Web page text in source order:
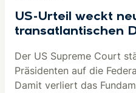
US-Urteil weckt
transatlantischen
Der US Supreme Court
Präsidenten auf die
Damit verliert das